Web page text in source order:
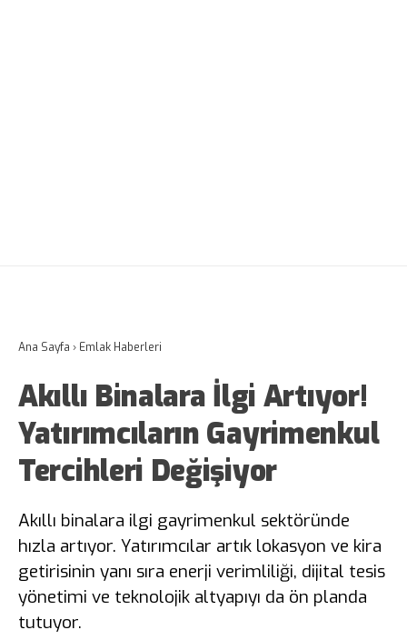
Ana Sayfa › Emlak Haberleri
Akıllı Binalara İlgi Artıyor!
Yatırımcıların Gayrimenkul
Tercihleri Değişiyor
Akıllı binalara ilgi gayrimenkul sektöründe
hızla artıyor. Yatırımcılar artık lokasyon ve kira
getirisinin yanı sıra enerji verimliliği, dijital tesis
yönetimi ve teknolojik altyapıyı da ön planda
tutuyor.